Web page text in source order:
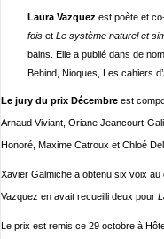
Laura Vazquez est poète et
fois et Le système naturel et
bains. Elle a publié dans de
Behind, Nioques, Les cahiers
Le jury du prix Décembre est
Arnaud Viviant, Oriane Jeancourt-
Honoré, Maxime Catroux et Chloé
Xavier Galmiche a obtenu six voix
Vazquez en avait recueilli deux pour
Le prix est remis ce 29 octobre à